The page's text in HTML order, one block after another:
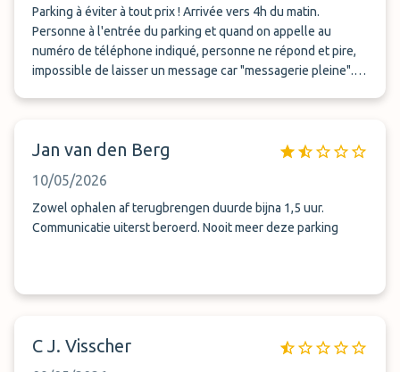
Parking à éviter à tout prix ! Arrivée vers 4h du matin.
Personne à l'entrée du parking et quand on appelle au
numéro de téléphone indiqué, personne ne répond et pire,
impossible de laisser un message car "messagerie pleine".
Jan van den Berg
10/05/2026
Zowel ophalen af terugbrengen duurde bijna 1,5 uur.
Communicatie uiterst beroerd. Nooit meer deze parking
C J. Visscher